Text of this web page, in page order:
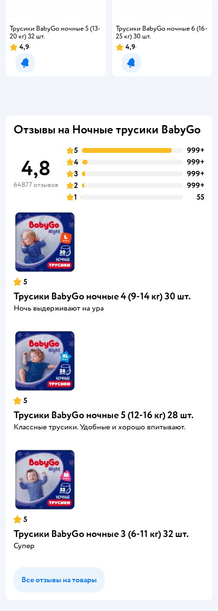
Трусики BabyGo ночные 5 (13-
20 кг) 32 шт.
Рейтинг:
4,9
Уведомить о появлении
Трусики BabyGo ночные 6 (16-
25 кг) 30 шт.
Рейтинг:
4,9
Уведомить о появлении
Отзывы на Ночные трусики BabyGo
4,8
64877 отзывов
5
999+
4
999+
3
999+
2
999+
1
55
5
Трусики BabyGo ночные 4 (9-14 кг) 30 шт.
Ночь выдерживают на ура
5
Трусики BabyGo ночные 5 (12-16 кг) 28 шт.
Классные трусики. Удобные и хорошо впитывают.
5
Трусики BabyGo ночные 3 (6-11 кг) 32 шт.
Супер
Все отзывы на товары